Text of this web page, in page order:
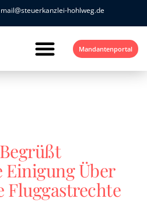
mail@steuerkanzlei-hohlweg.de
Mandantenportal
Einigung Über
Fluggastrechte